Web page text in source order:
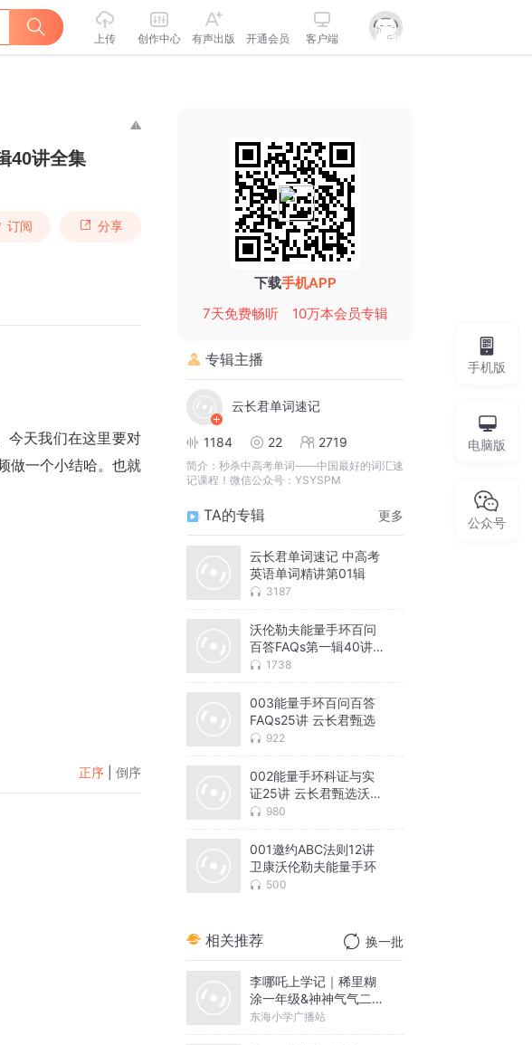
上传 创作中心 有声出版 开通会员 客户端
40讲全集
订阅 分享
今天我们在这里要对
做一个小结哈。也就
关节炎、膝盖痛等因
正序 倒序
下载手机APP
7天免费畅听
10万本会员专辑
专辑主播
云长君单词速记
1184 22 2719
简介： 秒杀中高考单词——中国最好的词汇速
记课程！微信公众号：YSYSPM
TA的专辑 更多
云长君单词速记 中高考
英语单词精讲第01辑
3187
沃伦勒夫能量手环百问
百答FAQs第一辑40讲全
集 1738
003能量手环百问百答
FAQs25讲 云长君甄选
922
002能量手环科证与实
证25讲 云长君甄选沃伦
勒夫980
001邀约ABC法则12讲
卫康沃伦勒夫能量手环
500
相关推荐 换一批
李哪吒上学记｜稀里糊
涂一年级&神神气气二年
级
东海小学广播站
手机版
电脑版
公众号